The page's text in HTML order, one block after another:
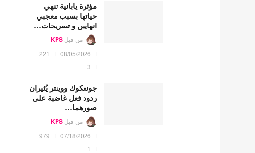
مؤثرة يابانية تنهي
حياتها بسبب معجبي
انهايبن و تصريحات…
من قبل KPS
08/05/2026
221
3
جونغكوك ووينتر يُثيران
ردود فعل غاضبة على
صورهما…
من قبل KPS
07/18/2026
979
1